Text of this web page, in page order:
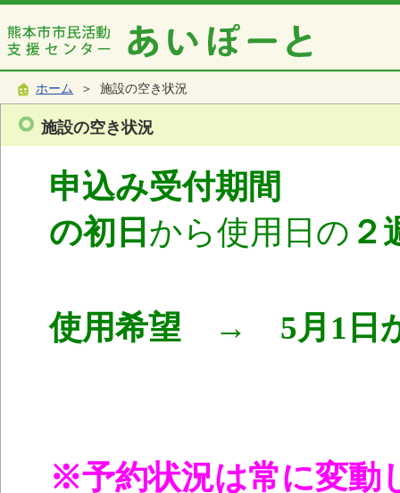
ホーム ＞ 施設の空き状況
施設の空き状況
申込み受付期間
の初日 から使用日の ２
使用希望 → 5月1日か
※予約状況は常に変動